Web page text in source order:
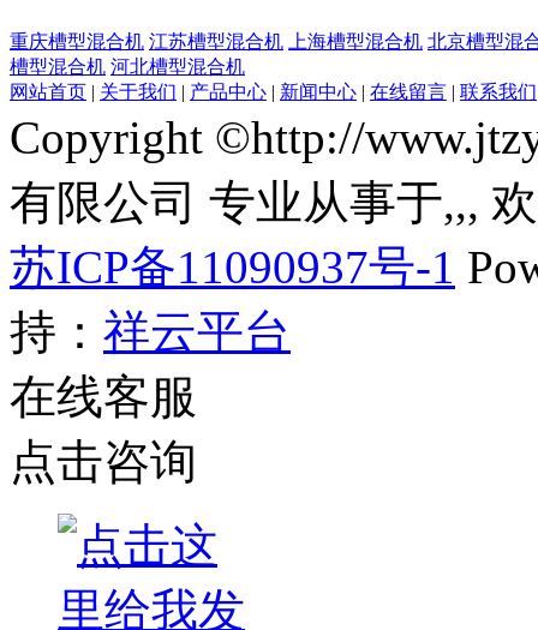
重庆槽型混合机 江苏槽型混合机 上海槽型混合机 北京槽型混
槽型混合机 河北槽型混合机
网站首页 | 关于我们 | 产品中心 | 新闻中心 | 在线留言 | 联系我们
Copyright ©http://
有限公司 专业从事于,,,
苏ICP备11090937号-1
持： 祥云平台
在线客服
点击咨询